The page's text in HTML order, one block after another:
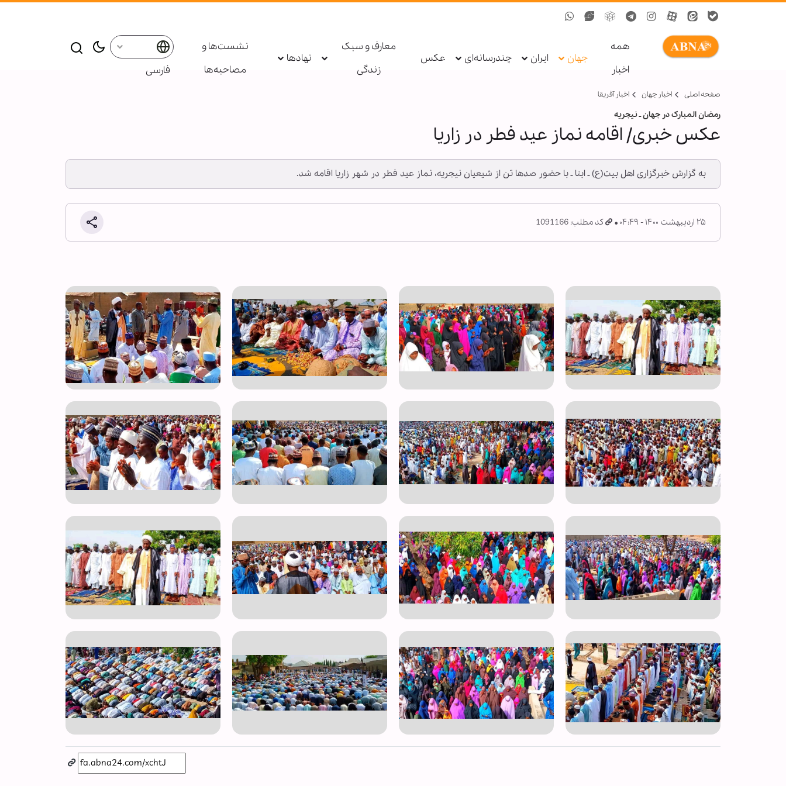
همه
اخبار
جهان ایران چندرسانه‌ای عکس
معارف و سبک
زندگی
نهادها
نشست‌ها و
مصاحبه‌ها
فارسی
صفحه اصلی اخبار جهان اخبار آفریقا
رمضان المبارک در جهان ـ نیجریه
عکس خبری/ اقامه نماز عید فطر در زاریا
به گزارش خبرگزاری اهل بیت(ع) ـ ابنا ـ با حضور صدها تن از شیعیان نیجریه، نماز عید فطر در شهر زاریا اقامه شد.
۲۵ اردیبهشت ۱۴۰۰ - ۰۴:۴۹ کد مطلب: 1091166